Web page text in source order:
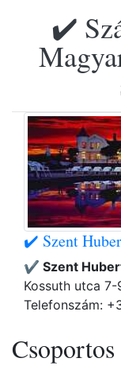
✔️
✔️ Szent
✔️ Szent
Kossuth utca 7-
Telefonszám: